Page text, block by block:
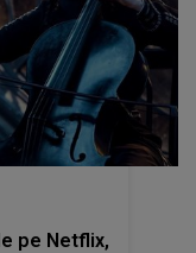
pe Netflix,